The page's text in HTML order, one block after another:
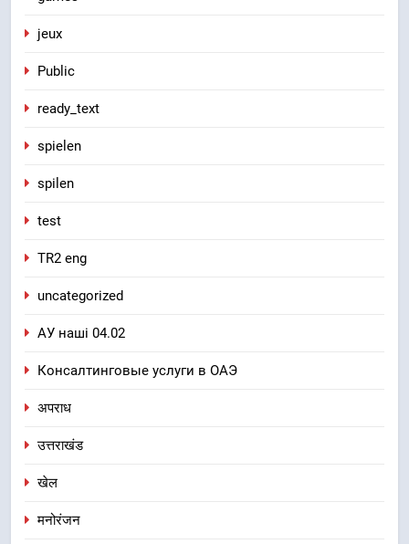
jeux
Public
ready_text
spielen
spilen
test
TR2 eng
uncategorized
АУ наші 04.02
Консалтинговые услуги в ОАЭ
अपराध
उत्तराखंड
खेल
मनोरंजन